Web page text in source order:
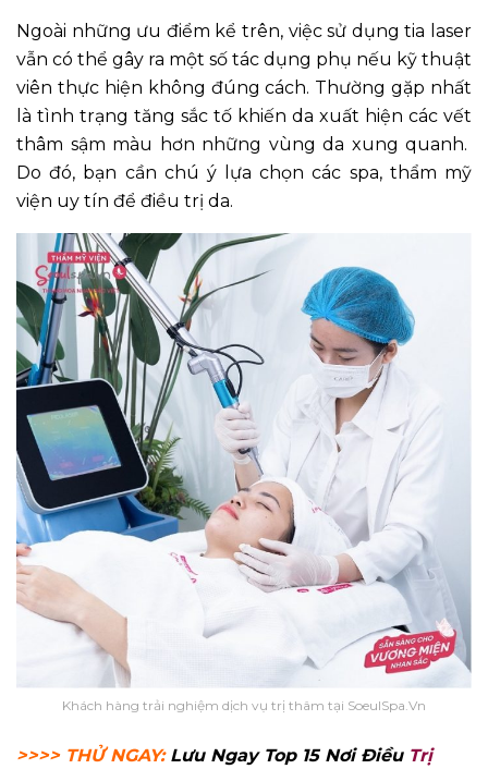
Ngoài những ưu điểm kể trên, việc sử dụng tia laser
vẫn có thể gây ra một số tác dụng phụ nếu kỹ thuật
viên thực hiện không đúng cách. Thường gặp nhất
là tình trạng tăng sắc tố khiến da xuất hiện các vết
thâm sậm màu hơn những vùng da xung quanh.
Do đó, bạn cần chú ý lựa chọn các spa, thẩm mỹ
viện uy tín để điều trị da.
Khách hàng trải nghiệm dịch vụ trị thâm tại SoeulSpa.Vn
>>>> THỬ NGAY: Lưu Ngay Top 15 Nơi Điều Trị